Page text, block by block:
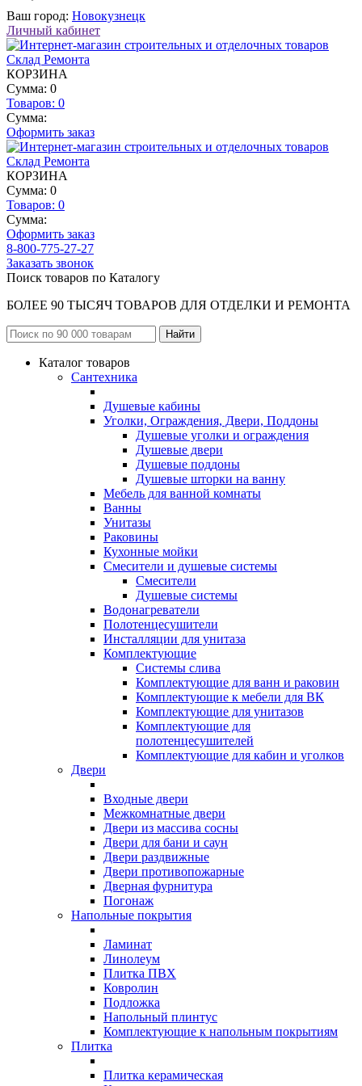
Ваш город: Новокузнецк
Личный кабинет
КОРЗИНА
Сумма: 0
Товаров: 0
Сумма:
Оформить заказ
КОРЗИНА
Сумма: 0
Товаров: 0
Сумма:
Оформить заказ
8-800-775-27-27
Заказать звонок
Поиск товаров по Каталогу
БОЛЕЕ 90 ТЫСЯЧ ТОВАРОВ ДЛЯ ОТДЕЛКИ И РЕМОНТА
Каталог товаров
Сантехника
Душевые кабины
Уголки, Ограждения, Двери, Поддоны
Душевые уголки и ограждения
Душевые двери
Душевые поддоны
Душевые шторки на ванну
Мебель для ванной комнаты
Ванны
Унитазы
Раковины
Кухонные мойки
Смесители и душевые системы
Смесители
Душевые системы
Водонагреватели
Полотенцесушители
Инсталляции для унитаза
Комплектующие
Системы слива
Комплектующие для ванн и раковин
Комплектующие к мебели для ВК
Комплектующие для унитазов
Комплектующие для
полотенцесушителей
Комплектующие для кабин и уголков
Двери
Входные двери
Межкомнатные двери
Двери из массива сосны
Двери для бани и саун
Двери раздвижные
Двери противопожарные
Дверная фурнитура
Погонаж
Напольные покрытия
Ламинат
Линолеум
Плитка ПВХ
Ковролин
Подложка
Напольный плинтус
Комплектующие к напольным покрытиям
Плитка
Плитка керамическая